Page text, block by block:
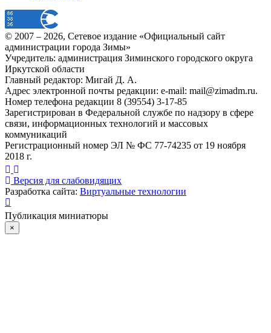
© 2007 – 2026, Сетевое издание «Официальный сайт
администрации города Зимы»
Учредитель: администрация Зиминского городского округа
Иркутской области
Главный редактор: Мигай Д. А.
Адрес электронной почты редакции: e-mail: mail@zimadm.ru.
Номер телефона редакции 8 (39554) 3-17-85
Зарегистрирован в Федеральной службе по надзору в сфере
связи, информационных технологий и массовых
коммуникаций
Регистрационный номер ЭЛ № ФС 77-74235 от 19 ноября
2018 г.
Версия для слабовидящих
Разработка сайта: Виртуальные технологии
Публикация миниатюры
×